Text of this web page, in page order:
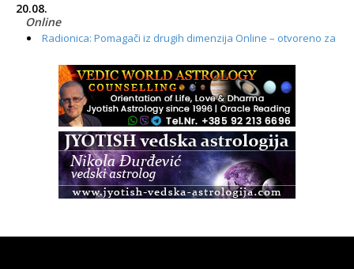
20.08.
Online
Radionica: Pomagači iz drugih dimenzija Online – otvoreno za
Zagreb+Online
Osnovni ThetaHealing® tečaj, Zagreb i Online
Zagreb
Osnovna radionica za izscjeljivanje pranom (Basic Pranic
Healing course)
Access BARS®, otpusti stres